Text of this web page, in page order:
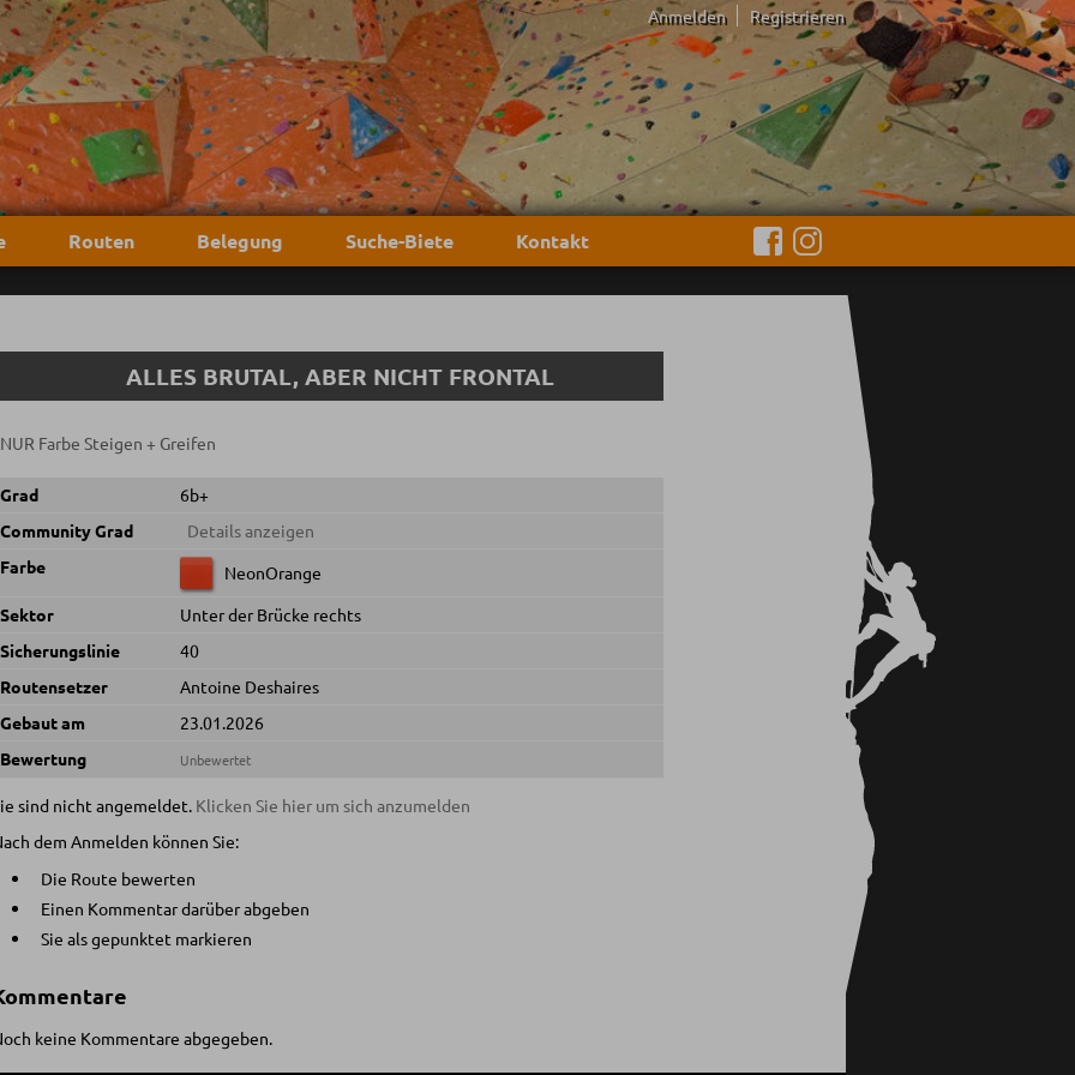
Anmelden Registrieren
Routen Belegung Suche-Biete Kontakt
ALLES BRUTAL, ABER NICHT FRONTAL
NUR Farbe Steigen + Greifen
Grad
6b+
Community Grad
Details anzeigen
Farbe
NeonOrange
Sektor
Unter der Brücke rechts
Sicherungslinie
40
Routensetzer
Antoine Deshaires
Gebaut am
23.01.2026
Bewertung
Unbewertet
sind nicht angemeldet. Klicken Sie hier um sich anzumelden
dem Anmelden können Sie:
Die Route bewerten
Einen Kommentar darüber abgeben
Sie als gepunktet markieren
keine Kommentare abgegeben.